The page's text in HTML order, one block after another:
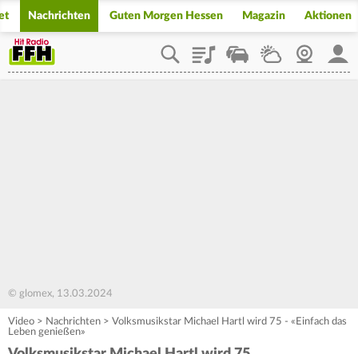
Nachrichten Guten Morgen Hessen Magazin Aktionen
PlaylistStaupilotWetterWebcam
© glomex, 13.03.2024
Video > Nachrichten > Volksmusikstar Michael Hartl wird 75 - «Einfach das
Leben genießen»